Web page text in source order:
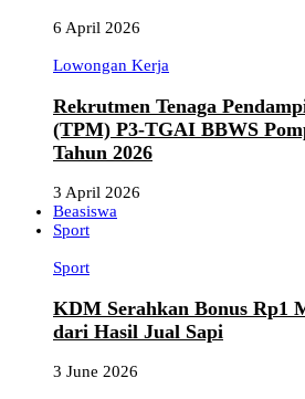
6 April 2026
Lowongan Kerja
Rekrutmen Tenaga
(TPM) P3-TGAI BBWS
Tahun 2026
3 April 2026
Beasiswa
Sport
Sport
KDM Serahkan Bonus Rp1
dari Hasil Jual Sapi
3 June 2026